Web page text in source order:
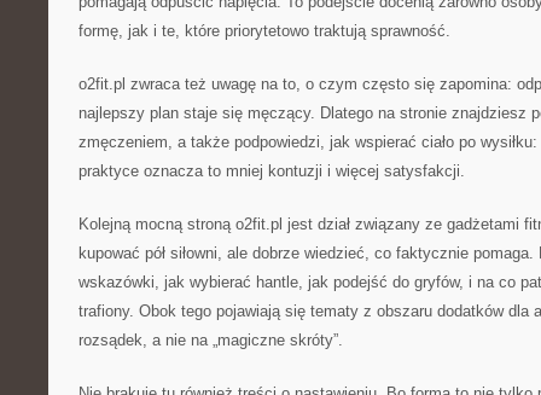
formę, jak i te, które priorytetowo traktują sprawność.
o2fit.pl zwraca też uwagę na to, o czym często się zapomina:
najlepszy plan staje się męczący. Dlatego na stronie znajdziesz
zmęczeniem, a także podpowiedzi, jak wspierać ciało po
praktyce oznacza to mniej kontuzji i więcej satysfakcji.
Kolejną mocną stroną o2fit.pl jest dział związany ze gadżetami
kupować pół siłowni, ale dobrze wiedzieć, co faktycznie
wskazówki, jak wybierać hantle, jak podejść do gryfów, i na co
trafiony. Obok tego pojawiają się tematy z obszaru dodatków
rozsądek, a nie na „magiczne skróty”.